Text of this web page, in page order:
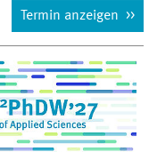
Termin anzeigen